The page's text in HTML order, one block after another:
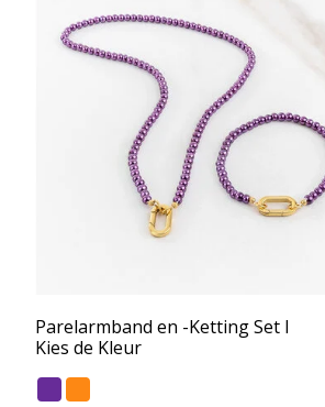
Parelarmband en -Ketting Set I
Kies de Kleur